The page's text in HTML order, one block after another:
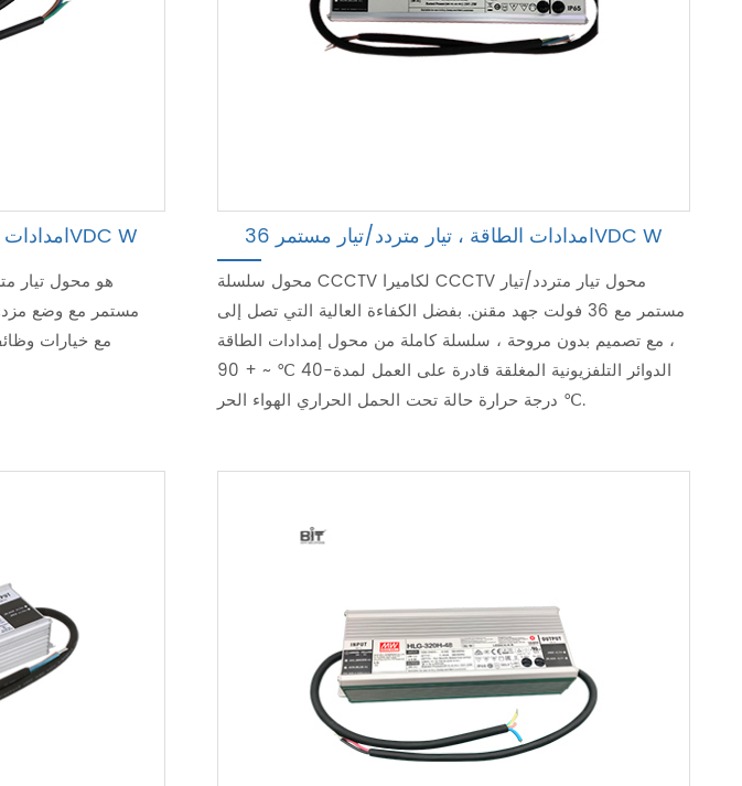
امدادات الطاقة ، تيار متردد/تيار مستمر 36VDC W
مستمر مع وضع
امدادات الطاقة ، تيار متردد/تيار مستمر 36VDC W
محول سلسلة CCCTV لكاميرا CCCTV محول تيار متردد/تيار
مستمر مع 36 فولت جهد مقنن. بفضل الكفاءة العالية التي تصل إلى
، مع تصميم بدون مروحة ، سلسلة كاملة من محول إمدادات الطاقة
الدوائر التلفزيونية المغلقة قادرة على العمل لمدة-40 ℃ ~ + 90
℃ درجة حرارة حالة تحت الحمل الحراري الهواء الحر.